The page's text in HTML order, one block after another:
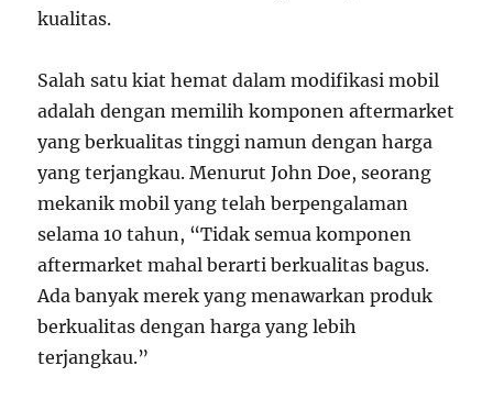
kualitas.
Salah satu kiat hemat dalam modifikasi mobil
adalah dengan memilih komponen aftermarket
yang berkualitas tinggi namun dengan harga
yang terjangkau. Menurut John Doe, seorang
mekanik mobil yang telah berpengalaman
selama 10 tahun, “Tidak semua komponen
aftermarket mahal berarti berkualitas bagus.
Ada banyak merek yang menawarkan produk
berkualitas dengan harga yang lebih
terjangkau.”